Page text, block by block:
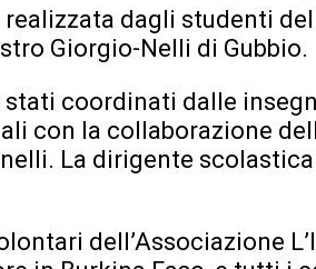
realizzata dagli studenti
Giorgio-Nelli di Gubbio.
coordinati dalle
con la collaborazione
La dirigente
dell’Associazione